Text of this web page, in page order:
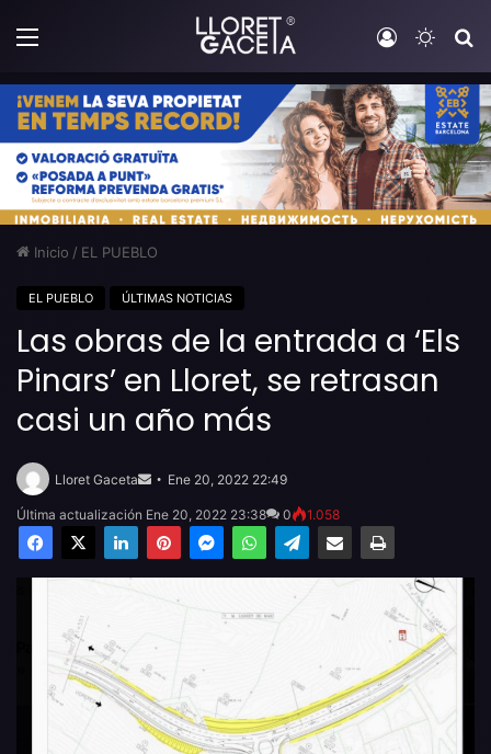
Menú Iniciar
Inicio / EL PUEBLO
EL PUEBLO ÚLTIMAS NOTICIAS
Las obras de la entrada a ‘Els
Pinars’ en Lloret, se retrasan
casi un año más
Lloret Gaceta
email
Ene 20, 2022 22:49
Última actualización Ene 20, 2022 23:38 0 1.058
Facebook
X LinkedInPinterestMessengerWhatsAppTelegramCompartir por email Imprimir